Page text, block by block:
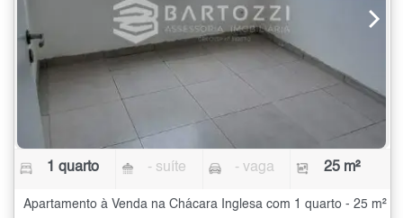
1 quarto - suíte - vaga 25 m²
Apartamento à Venda na Chácara Inglesa com 1 quarto - 25 m²